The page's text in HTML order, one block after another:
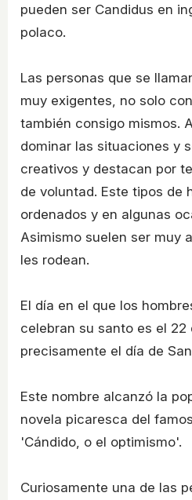
pueden ser Candidus en
polaco.
Las personas que se
muy exigentes, no solo
también consigo mismos.
dominar las situaciones y
creativos y destacan por
de voluntad. Este tipos de
ordenados y en algunas
Asimismo suelen ser muy
les rodean.
El día en el que los
celebran su santo es el 22
precisamente el día de
Este nombre alcanzó la
novela picaresca del
'Cándido, o el optimismo'.
Curiosamente una de las